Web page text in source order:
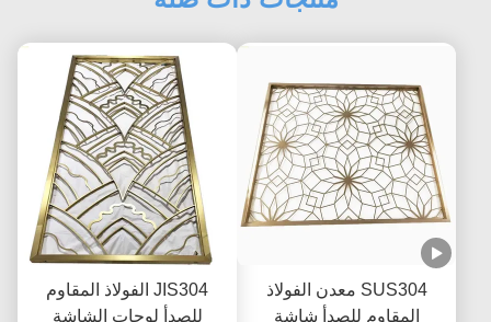
SUS304 معدن الفولاذ
المقاوم للصدأ شاشة
JIS304 الفولاذ المقاوم
للصدأ لوحات الشاشة